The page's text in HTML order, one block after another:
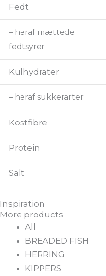
Fedt
– heraf mættede
fedtsyrer
Kulhydrater
– heraf sukkerarter
Kostfibre
Protein
Salt
Inspiration
More products
All
BREADED FISH
HERRING
KIPPERS